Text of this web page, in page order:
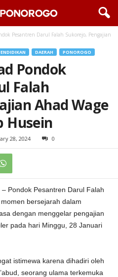
Pesantren Darul Falah Sukorejo, Pengajian
DAERAH PONOROGO
Pondok
Falah
Ahad Wage
Husein
28, 2024 0
– Pondok Pesantren Darul Falah
bersejarah dalam
dengan menggelar pengajian
pada hari Minggu, 28 Januari
istimewa karena dihadiri oleh
seorang ulama terkemuka